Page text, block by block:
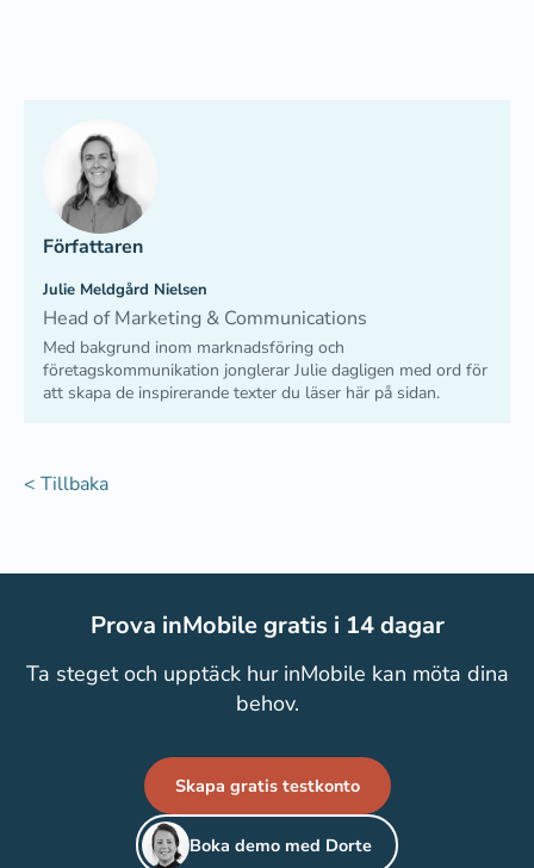
Författaren
Julie Meldgård Nielsen
Head of Marketing & Communications
Med bakgrund inom marknadsföring och
företagskommunikation jonglerar Julie dagligen med ord för
att skapa de inspirerande texter du läser här på sidan.
< Tillbaka
Prova inMobile gratis i 14 dagar
Ta steget och upptäck hur inMobile kan möta dina
behov.
Skapa gratis testkonto
Boka demo med Dorte